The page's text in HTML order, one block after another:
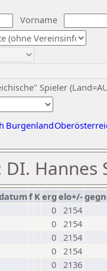
Vorname
Spieler
Burgenland
Hannes
f Kerg elo+/-
0 2154
0 2154
0 2154
0 2154
0 2136